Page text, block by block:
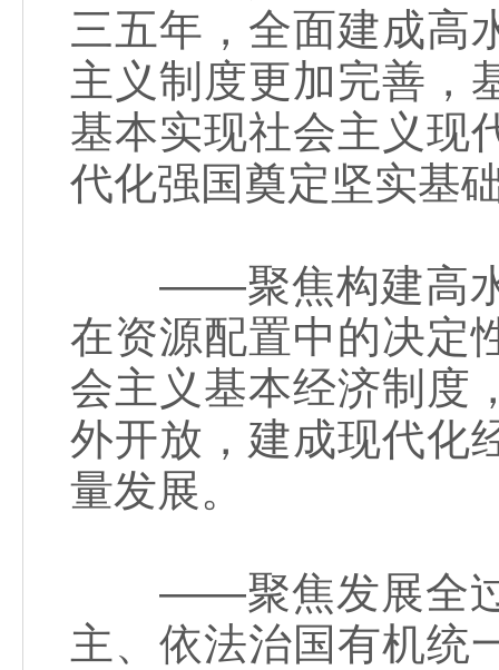
三五年，全面建成高
主义制度更加完善，
基本实现社会主义现
代化强国奠定坚实基
——聚焦构建高水
在资源配置中的决定
会主义基本经济制度
外开放，建成现代化
量发展。
——聚焦发展全过
主、依法治国有机统